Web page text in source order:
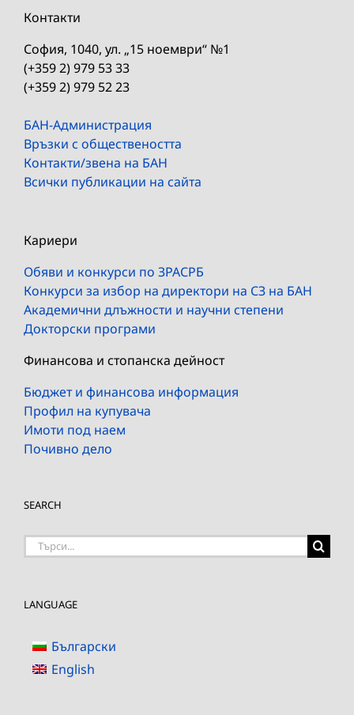
Контакти
София, 1040, ул. „15 ноември“ №1
(+359 2) 979 53 33
(+359 2) 979 52 23
БАН-Администрация
Връзки с обществеността
Контакти/звена на БАН
Всички публикации на сайта
Кариери
Обяви и конкурси по ЗРАСРБ
Конкурси за избор на директори на СЗ на БАН
Академични длъжности и научни степени
Докторски програми
Финансова и стопанска дейност
Бюджет и финансова информация
Профил на купувача
Имоти под наем
Почивно дело
SEARCH
Търсене
LANGUAGE
Български
English